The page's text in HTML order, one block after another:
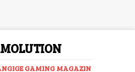
GAMING MAGAZIN